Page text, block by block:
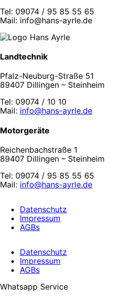
Tel: 09074 / 95 85 55 65
Mail: info@hans-ayrle.de
Landtechnik
Pfalz-Neuburg-Straße 51
89407 Dillingen – Steinheim
Tel: 09074 / 10 10
Mail: info@hans-ayrle.de
Motorgeräte
Reichenbachstraße 1
89407 Dillingen – Steinheim
Tel: 09074 / 95 85 55 65
Mail: info@hans-ayrle.de
Datenschutz
Impressum
AGBs
Datenschutz
Impressum
AGBs
Whatsapp Service